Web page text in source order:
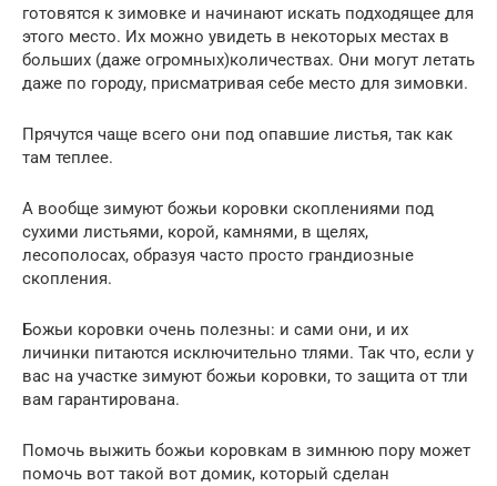
готовятся к зимовке и начинают искать подходящее для
этого место. Их можно увидеть в некоторых местах в
больших (даже огромных)количествах. Они могут летать
даже по городу, присматривая себе место для зимовки.
Прячутся чаще всего они под опавшие листья, так как
там теплее.
А вообще зимуют божьи коровки скоплениями под
сухими листьями, корой, камнями, в щелях,
лесополосах, образуя часто просто грандиозные
скопления.
Божьи коровки очень полезны: и сами они, и их
личинки питаются исключительно тлями. Так что, если у
вас на участке зимуют божьи коровки, то защита от тли
вам гарантирована.
Помочь выжить божьи коровкам в зимнюю пору может
помочь вот такой вот домик, который сделан